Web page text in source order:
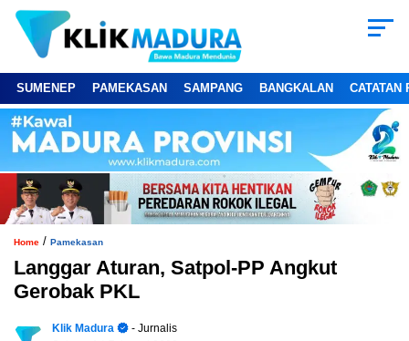
SUMENEP PAMEKASAN SAMPANG BANGKALAN CATATAN
Home / Pamekasan
Langgar Aturan, Satpol-PP Angkut
Gerobak PKL
Klik Madura
- Jurnalis